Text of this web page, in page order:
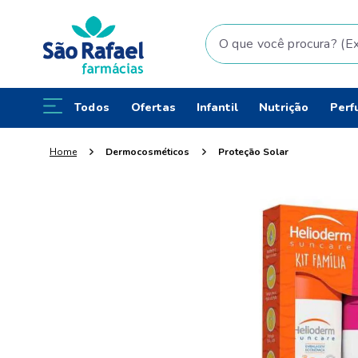
O que você procura? (Ex:
Todos Ofertas Infantil Nutrição
Dermocosméticos Proteção Solar